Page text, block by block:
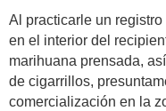
Al practicarle un
en el interior del
marihuana prensada,
de cigarrillos,
comercialización en la